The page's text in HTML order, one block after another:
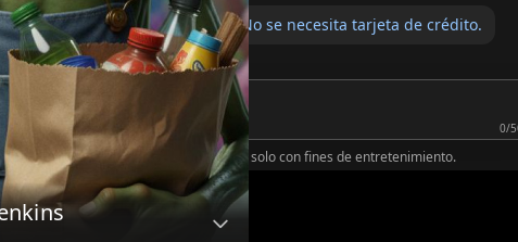
gratis para guardar tus chats. No se necesita tarjeta de crédito.
0/
de IA: No humano. Mensajes ficticios y solo con fines de entretenimiento.